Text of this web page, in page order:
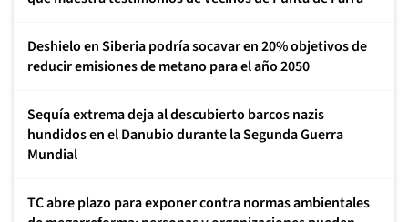
Deshielo en Siberia podría socavar en 20% objetivos de
reducir emisiones de metano para el año 2050
Sequía extrema deja al descubierto barcos nazis
hundidos en el Danubio durante la Segunda Guerra
Mundial
TC abre plazo para exponer contra normas ambientales